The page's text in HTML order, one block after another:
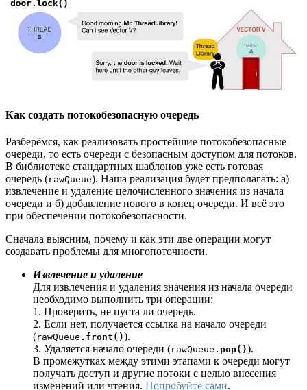
Как создать потокобезопасную очередь
Разберёмся, как реализовать простейшие потокобезопасные
очереди, то есть очереди с безопасным доступом для потоков.
В библиотеке стандартных шаблонов уже есть готовая
очередь (rawQueue). Наша реализация будет предполагать: а)
извлечение и удаление целочисленного значения из начала
очереди и б) добавление нового в конец очереди. И всё это
при обеспечении потокобезопасности.
Сначала выясним, почему и как эти две операции могут
создавать проблемы для многопоточности.
Извлечение и удаление
Для извлечения и удаления значения из начала очереди
необходимо выполнить три операции:
1. Проверить, не пуста ли очередь.
2. Если нет, получается ссылка на начало очереди
(rawQueue .front()).
3. Удаляется начало очереди (rawQueue .pop()).
В промежутках между этими этапами к очереди могут
получать доступ и другие потоки с целью внесения
изменений или чтения. Попробуйте сами.